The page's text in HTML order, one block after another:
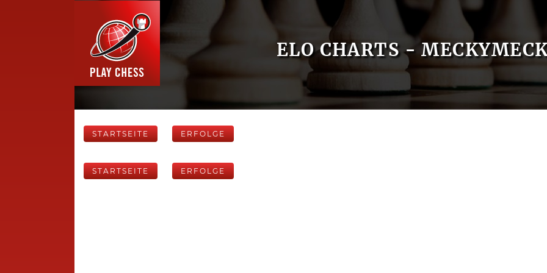
ELO CHARTS -
STARTSEITE ERFOLGE
STARTSEITE ERFOLGE